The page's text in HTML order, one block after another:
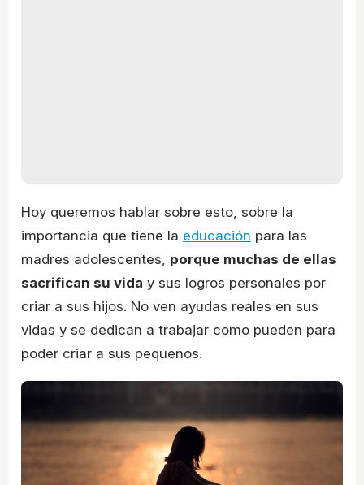
Hoy queremos hablar sobre esto, sobre la
importancia que tiene la educación para las
madres adolescentes, porque muchas de ellas
sacrifican su vida y sus logros personales por
criar a sus hijos. No ven ayudas reales en sus
vidas y se dedican a trabajar como pueden para
poder criar a sus pequeños.